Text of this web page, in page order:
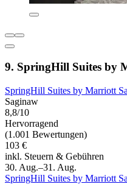
9. SpringHill Suites by
SpringHill Suites by Marriott
Saginaw
8,8/10
Hervorragend
(1.001 Bewertungen)
103 €
inkl. Steuern & Gebühren
30. Aug.–31. Aug.
SpringHill Suites by Marriott